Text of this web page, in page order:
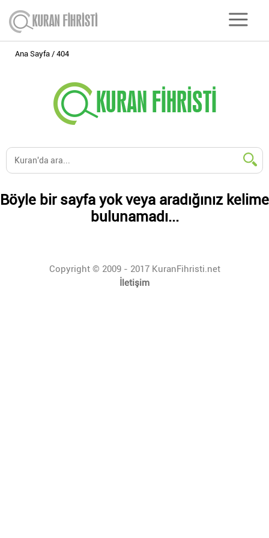
Ana Sayfa 404
Böyle bir sayfa yok veya aradığınız kelime
bulunamadı...
Copyright © 2009 - 2017 KuranFihristi.net
İletişim